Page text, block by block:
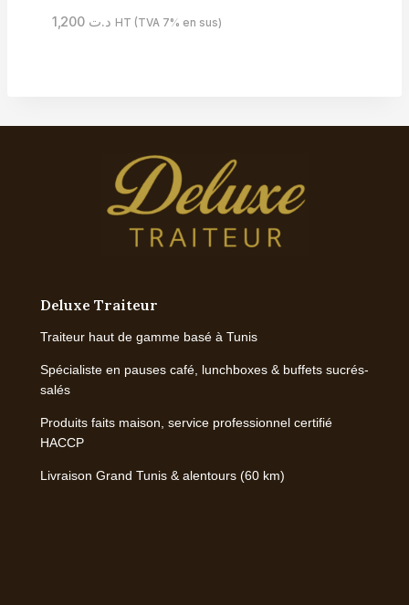
د.ت 1,200 HT (TVA 7% en sus)
Deluxe Traiteur
Traiteur haut de gamme basé à Tunis
Spécialiste en pauses café, lunchboxes & buffets sucrés-
salés
Produits faits maison, service professionnel certifié
HACCP
Livraison Grand Tunis & alentours (60 km)